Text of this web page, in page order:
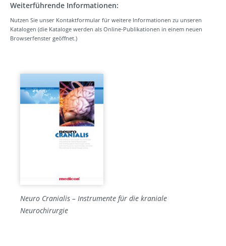
Weiterführende Informationen:
Nutzen Sie unser Kontaktformular für weitere Informationen zu unseren
Katalogen (die Kataloge werden als Online-Publikationen in einem neuen
Browserfenster geöffnet.)
Neuro Cranialis – Instrumente für die kraniale
Neurochirurgie